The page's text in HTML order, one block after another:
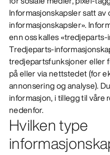
Informasjonskapsler satt
informasjonskapsler».
enn oss kalles
Tredjeparts-
tredjepartsfunksjoner eller
på eller via nettstedet (for
annonsering og analyse).
informasjon, i tillegg til
nedenfor.
Hvilken type